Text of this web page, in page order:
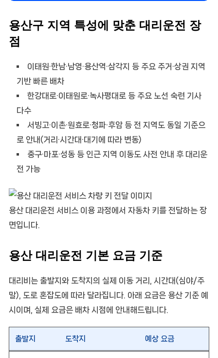
용산구 지역 특성에 맞춘 대리운전 장
점
이태원·한남·남영·용산역·삼각지 등 주요 주거·상권 지역
기반 빠른 배차
한강대로·이태원로·녹사평대로 등 주요 노선 숙련 기사
다수
서빙고·이촌·원효로·청파·후암 등 전 지역도 동일 기준으
로 안내(거리·시간대·대기에 따라 변동)
중구·마포·성동 등 인근 지역 이동도 사전 안내 후 대리운
전 가능
용산 대리운전 서비스 이용 과정에서 자동차 키를 전달하는 장
면입니다.
용산 대리운전 기본 요금 기준
대리비는 출발지와 도착지의 실제 이동 거리, 시간대(심야/주
말), 도로 혼잡도에 따라 달라집니다. 아래 요금은 용산 기준 예
시 이며, 실제 요금은 배차 시점에 안내해드립니다.
출발지 도착지 예상 요금